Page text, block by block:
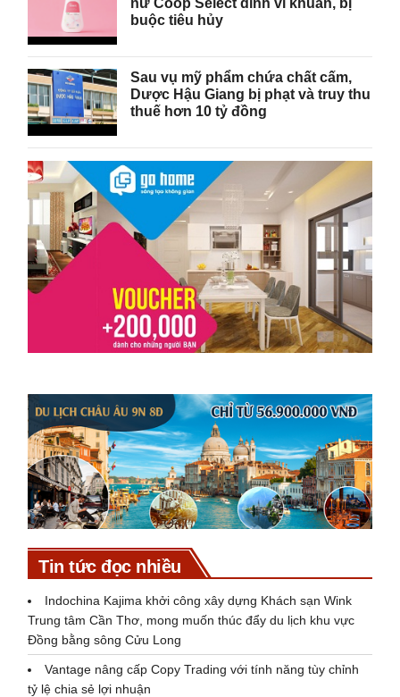
buộc tiêu hủy
Sau vụ mỹ phẩm chứa chất cấm,
Dược Hậu Giang bị phạt và truy thu
thuế hơn 10 tỷ đồng
Tin tức đọc nhiều
Indochina Kajima khởi công xây dựng Khách sạn Wink
Trung tâm Cần Thơ, mong muốn thúc đẩy du lịch khu vực
Đồng bằng sông Cửu Long
Vantage nâng cấp Copy Trading với tính năng tùy chỉnh
tỷ lệ chia sẻ lợi nhuận